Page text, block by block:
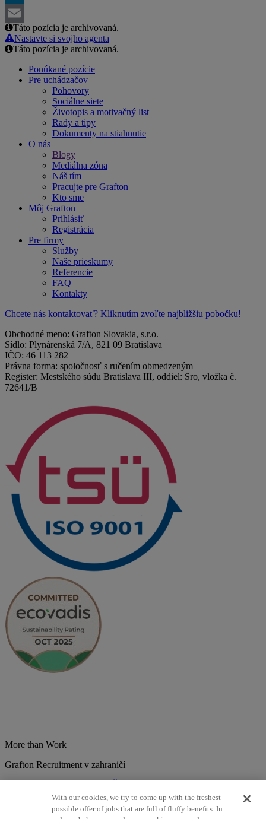
LinkedIn
Email
Táto pozícia je archivovaná.
Nastavte si svojho agenta
Táto pozícia je archivovaná.
Ponúkané pozície
Pre uchádzačov
Pohovory
Sociálne siete
Životopis a motivačný list
Rady a tipy
Dokumenty na stiahnutie
O nás
Blogy
Mediálna zóna
Náš tím
Pracujte pre Grafton
Kto sme
Môj Grafton
Prihlásiť
Registrácia
Pre firmy
Služby
Naše prieskumy
Referencie
FAQ
Kontakty
Chcete nás kontaktovať? Kliknutím zvoľte najbližšiu pobočku!
Obchodné meno: Grafton Slovakia, s.r.o.
Sídlo: Plynárenská 7/A, 821 09 Bratislava
IČO: 46 113 282
Právna forma: spoločnosť s ručením obmedzeným
Register: Mestského súdu Bratislava III, oddiel: Sro, vložka č.
72641/B
More than Work
Grafton Recruitment v zahraničí
Francúzsko Holandsko India Kolumbia Litva Lotyšsko
Mexiko Nemecko Nórsko Poľsko Portugalsko
With our cookies, we try to come up with the freshest
possible offer of jobs that are full of fluffy benefits. In